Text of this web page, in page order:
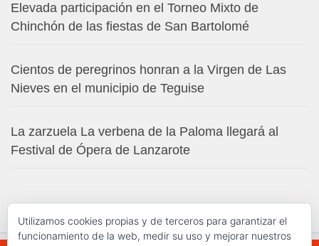
Elevada participación en el Torneo Mixto de
Chinchón de las fiestas de San Bartolomé
Cientos de peregrinos honran a la Virgen de Las
Nieves en el municipio de Teguise
La zarzuela La verbena de la Paloma llegará al
Festival de Ópera de Lanzarote
Utilizamos cookies propias y de terceros para garantizar el
funcionamiento de la web, medir su uso y mejorar nuestros